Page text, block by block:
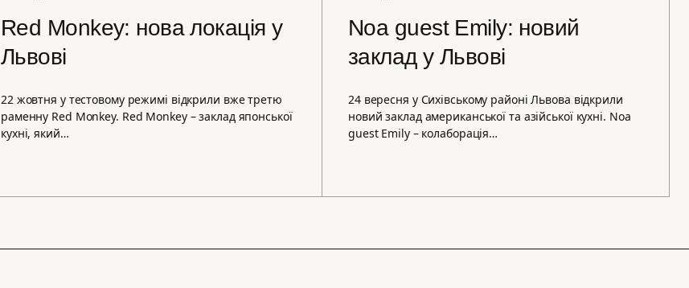
Red Monkey: нова локація у
Львові
22 жовтня у тестовому режимі відкрили вже третю
раменну Red Monkey. Red Monkey – заклад японської
кухні, який…
Noa guest Emily: новий
заклад у Львові
24 вересня у Сихівському районі Львова відкрили
новий заклад американської та азійської кухні. Noa
guest Emily – колаборація…